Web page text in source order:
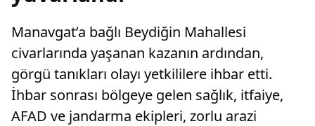
Manavgat’a bağlı Beydiğin Mahallesi
civarlarında yaşanan kazanın ardından,
görgü tanıkları olayı yetkililere ihbar etti.
İhbar sonrası bölgeye gelen sağlık, itfaiye,
AFAD ve jandarma ekipleri, zorlu arazi